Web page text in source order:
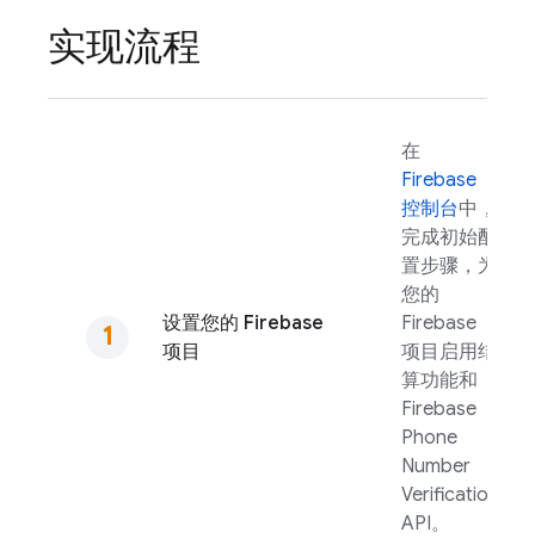
实现流程
设置您的 Firebase
项目
在
Firebase
控制台中，
完成初始配
置步骤，为
您的
Firebase
项目启用结
算功能和
Firebase
Phone
Number
Verification
API。